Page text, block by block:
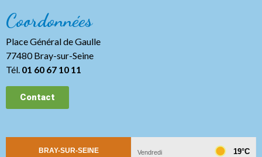
Coordonnées
Place Général de Gaulle
77480 Bray-sur-Seine
Tél. 01 60 67 10 11
Contact